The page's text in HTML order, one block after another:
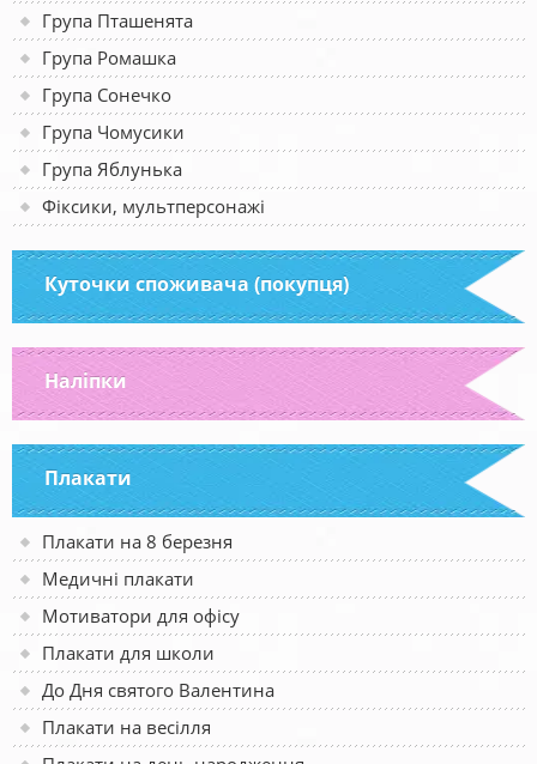
Група Пташенята
Група Ромашка
Група Сонечко
Група Чомусики
Група Яблунька
Фіксики, мультперсонажі
Куточки споживача (покупця)
Наліпки
Плакати
Плакати на 8 березня
Медичні плакати
Мотиватори для офісу
Плакати для школи
До Дня святого Валентина
Плакати на весілля